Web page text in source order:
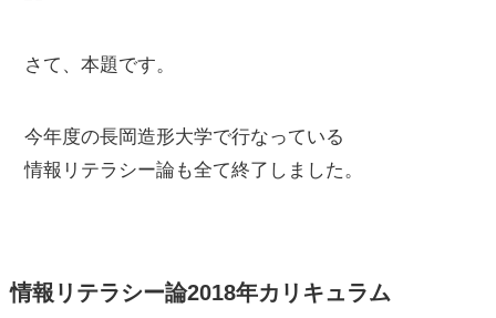
さて、本題です。
今年度の長岡造形大学で行なっている
情報リテラシー論も全て終了しました。
情報リテラシー論2018年カリキュラム